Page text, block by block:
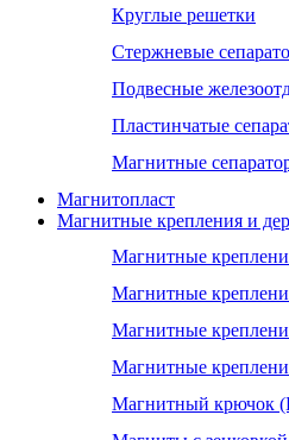
Круглые решетки
Стержневые
Подвесные
Пластинчатые
Магнитные
Магнитопласт
Магнитные крепления и
Магнитные
Магнитные
Магнитные
Магнитные
Магнитный крючок